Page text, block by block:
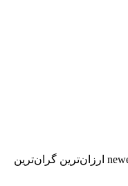
ارزان‌ترین گران‌ترین